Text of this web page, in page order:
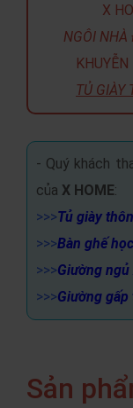
X
NGÔI NHÀ
TỦ GIÀY
- Quý khách
của X HOME:
>>>Tủ giày
>>>Bàn ghế
>>>Giường ngủ
>>>Giường
Sản